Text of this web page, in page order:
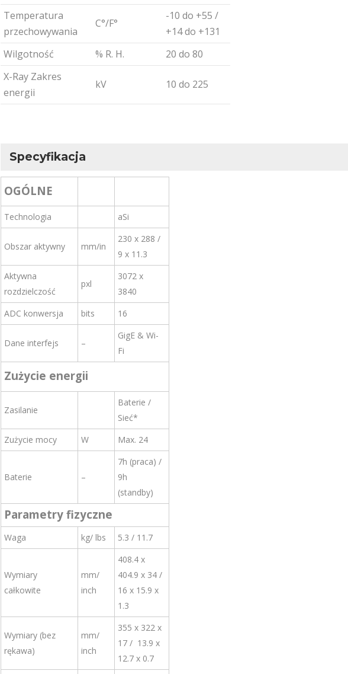
Temperatura
przechowywania
C°/F°
-10 do +55 /
+14 do +131
Wilgotność
% R. H.
20 do 80
X-Ray Zakres
energii
kV 10 do 225
Specyfikacja
OGÓLNE
Technologia aSi
Obszar aktywny mm/in
230 x 288 /
9 x 11.3
Aktywna
rozdzielczość
pxl
3072 x
3840
ADC konwersja
bits 16
Dane interfejs –
GigE & Wi-
Fi
Zużycie energii
Zasilanie
Baterie /
Sieć*
Zużycie mocy
W Max. 24
Baterie –
7h (praca) /
9h
(standby)
Parametry fizyczne
Waga kg/ lbs 5.3 / 11.7
Wymiary
całkowite
mm/
inch
408.4 x
404.9 x 34 /
16 x 15.9 x
1.3
Wymiary (bez
rękawa)
mm/
inch
355 x 322 x
17 / 13.9 x
12.7 x 0.7